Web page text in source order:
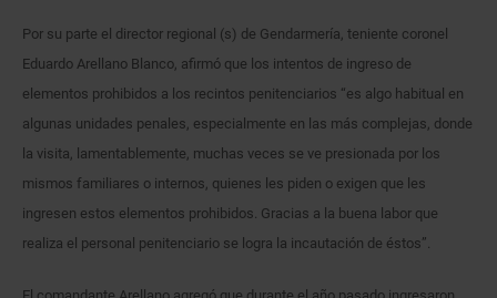
Por su parte el director regional (s) de Gendarmería, teniente coronel
Eduardo Arellano Blanco, afirmó que los intentos de ingreso de
elementos prohibidos a los recintos penitenciarios “es algo habitual en
algunas unidades penales, especialmente en las más complejas, donde
la visita, lamentablemente, muchas veces se ve presionada por los
mismos familiares o internos, quienes les piden o exigen que les
ingresen estos elementos prohibidos. Gracias a la buena labor que
realiza el personal penitenciario se logra la incautación de éstos”.